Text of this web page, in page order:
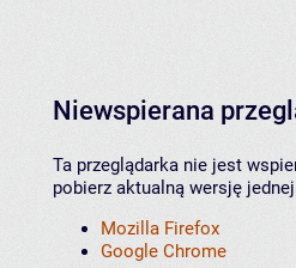
Niewspierana
Ta przeglądarka nie jest
pobierz aktualną wersję
Mozilla Firefox
Google Chrome